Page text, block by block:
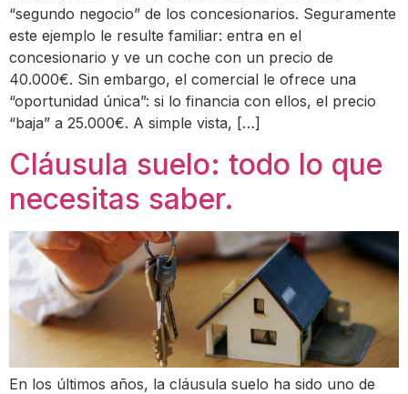
“segundo negocio” de los concesionarios. Seguramente
este ejemplo le resulte familiar: entra en el
concesionario y ve un coche con un precio de
40.000€. Sin embargo, el comercial le ofrece una
“oportunidad única”: si lo financia con ellos, el precio
“baja” a 25.000€. A simple vista, […]
Cláusula suelo: todo lo que
necesitas saber.
En los últimos años, la cláusula suelo ha sido uno de